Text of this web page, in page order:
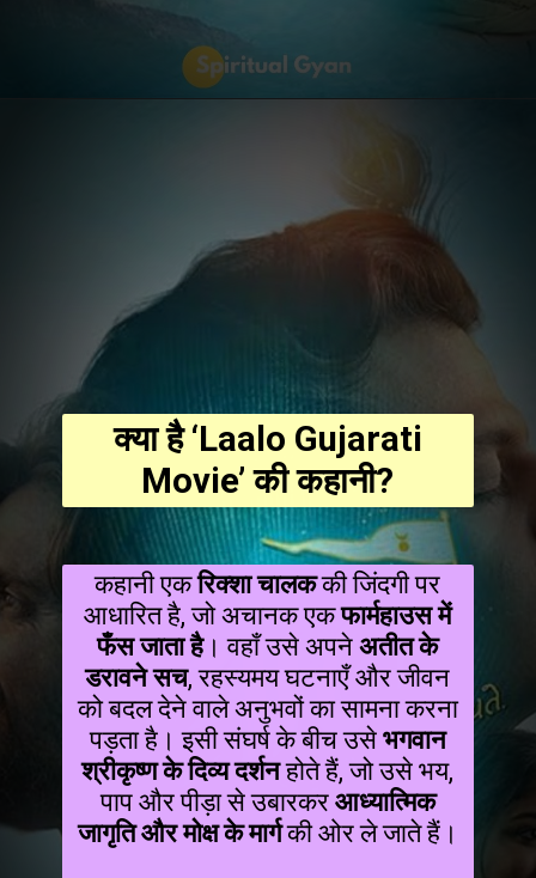
क्या है ‘Laalo Gujarati
Movie’ की कहानी?
कहानी एकरिक्शा चालककी जिंदगी पर
आधारित है, जो अचानक एकफार्महाउस में
फँस जाता है। वहाँ उसे अपनेअतीत के
डरावने सच, रहस्यमय घटनाएँ और जीवन
को बदल देने वाले अनुभवों का सामना करना
पड़ता है। इसी संघर्ष के बीच उसे भगवान
श्रीकृष्ण के दिव्य दर्शनहोते हैं, जो उसे भय,
पाप और पीड़ा से उबारकर आध्यात्मिक
जागृति और मोक्ष के मार्गकी ओर ले जाते हैं।